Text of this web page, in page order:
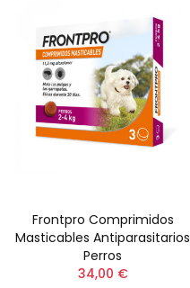
Frontpro Comprimidos
Masticables Antiparasitarios
Perros
34,00 €